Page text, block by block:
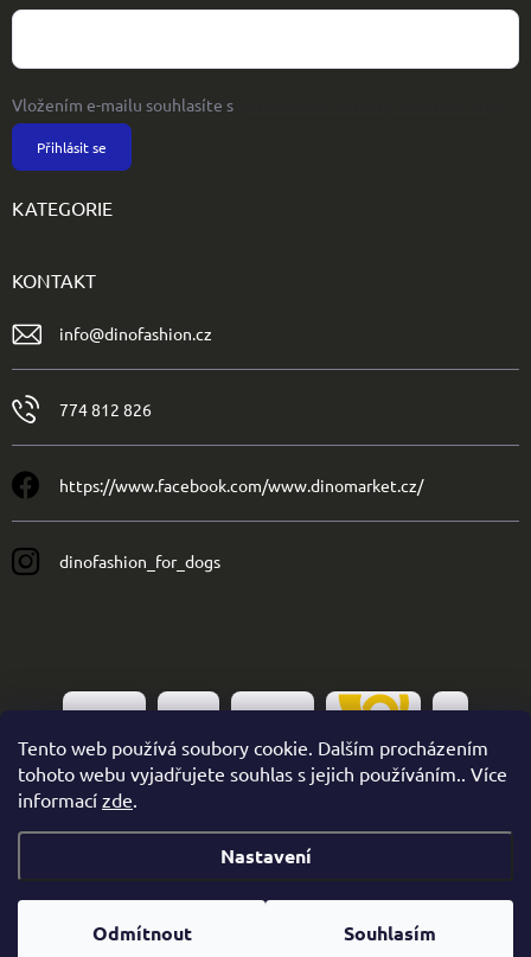
Tento web používá soubory cookie. Dalším procházením
tohoto webu vyjadřujete souhlas s jejich používáním.. Více
informací zde.
Nastavení
Odmítnout Souhlasím
Vložením e-mailu souhlasíte s
Přihlásit se
KATEGORIE
KONTAKT
info@dinofashion.cz
774 812 826
https://www.facebook.com/www.dinomarket.cz/
dinofashion_for_dogs
Copyright 2026 . Všechna práva vyhrazena.